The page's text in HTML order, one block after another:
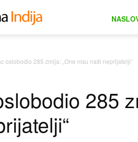
oslobodio 285 zmija: „One nisu naši neprijatelji“
285